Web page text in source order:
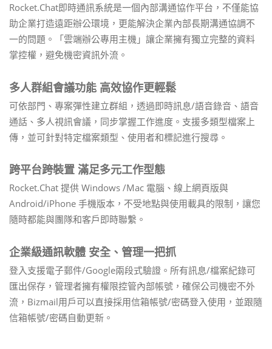
Rocket.Chat即時通訊系統是一個內部溝通協作平台，不僅能協
助企業打造遠距辦公環境，更能解決企業內部長期溝通協調不
一的問題。「雲端辦公專用主機」讓企業擁有獨立完整的資料
掌控權，避免機密資訊外流。
多人群組會議功能 高效協作更輕鬆
可依部門、專案彈性建立群組，透過即時訊息/語音錄音、語音
通話、多人視訊會議，同步掌握工作進度。支援多類型檔案上
傳，並可針對特定檔案類型、使用者和標記進行搜尋。
跨平台跨裝置 滿足多元工作型態
Rocket.Chat 提供 Windows /Mac 電腦、線上網頁版與
Android/iPhone 手機版本，不受地點與使用載具的限制，讓您
隨時都能與團隊和客戶即時聯繫。
企業級通訊軟體 安全、管理一把抓
登入支援電子郵件/Google兩段式驗證。所有訊息/檔案紀錄可
匯出保存，管理者擁有權限控管內部帳號，確保公司機密不外
流，Bizmail用戶可以直接採用信箱帳號/密碼登入使用，並跟隨
信箱帳號/密碼自動更新。